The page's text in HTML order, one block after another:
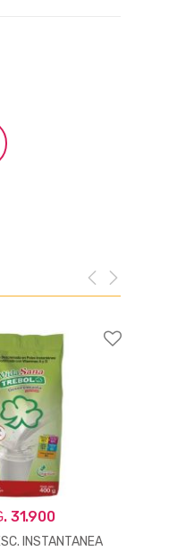
31.900
INSTANTANEA